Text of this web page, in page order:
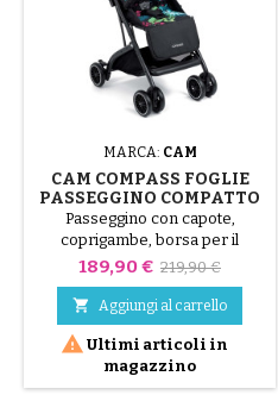
MARCA: CAM
CAM COMPASS FOGLIE
PASSEGGINO COMPATTO
Passeggino con capote,
coprigambe, borsa per il
trasporto, zanzariera,
Prezzo
189,90 € Prezzo
base
219,90 €
 Aggiungi al carrello
 Ultimi articoli in
magazzino